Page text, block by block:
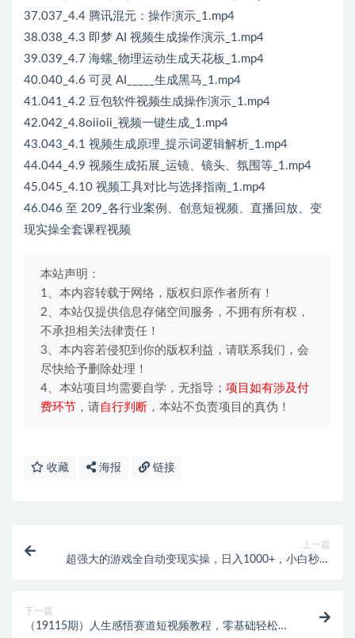
37.037_4.4 腾讯混元：操作演示_1.mp4
38.038_4.3 即梦 AI 视频生成操作演示_1.mp4
39.039_4.7 海螺_物理运动生成天花板_1.mp4
40.040_4.6 可灵 AI_____生成黑马_1.mp4
41.041_4.2 豆包软件视频生成操作演示_1.mp4
42.042_4.8oiioii_视频一键生成_1.mp4
43.043_4.1 视频生成原理_提示词逻辑解析_1.mp4
44.044_4.9 视频生成拓展_运镜、镜头、氛围等_1.mp4
45.045_4.10 视频工具对比与选择指南_1.mp4
46.046 至 209_各行业案例、创意短视频、直播回放、变
现实操全套课程视频
本站声明：
1、本内容转载于网络，版权归原作者所有！
2、本站仅提供信息存储空间服务，不拥有所有权，
不承担相关法律责任！
3、本内容若侵犯到你的版权利益，请联系我们，会
尽快给予删除处理！
4、本站项目均需要自学，无指导； 项目如有涉及付
费环节 ，请自行判断 ，本站不负责项目的真伪！
收藏 海报 链接
上一篇
超强大的游戏全自动变现实操，日入1000+，小白秒上
下一篇
（19115期）人生感悟赛道短视频教程，零基础轻松上